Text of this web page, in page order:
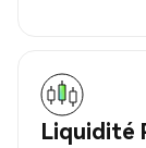
Liquidité